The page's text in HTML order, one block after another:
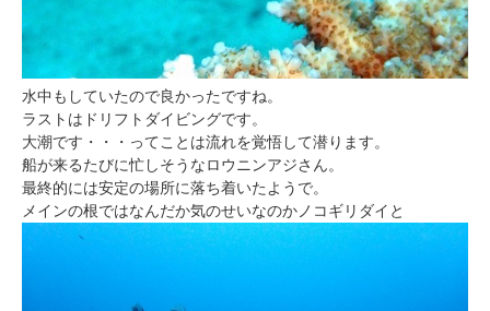
水中もしていたので良かったですね。
ラストはドリフトダイビングです。
大潮です・・・ってことは流れを覚悟して潜ります。
船が来るたびに忙しそうなロウニンアジさん。
最終的には安定の場所に落ち着いたようで。
メインの根ではなんだか気のせいなのかノコギリダイと